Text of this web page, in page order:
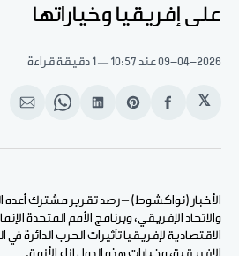
على إفريقيا وخياراتها
09-04-2026عند 10:57 1 دقيقة قراءة
𝕏
انشر
الفيسبوك
Share
Pinterest
انشر
لينكد
Shareانشر
الأخبار (نواكشوط) – رصد تقرير مشترك أعده
والاتحاد الإفريقي، وبرنامج الأمم المتحدة
الاقتصادية لإفريقيا تأثيرات الحرب الدائرة
الإفريقية، وخيارات هذه الدول إزاء الأزمة.